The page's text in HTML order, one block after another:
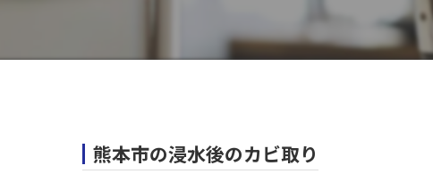
熊本市の浸水後のカビ取り